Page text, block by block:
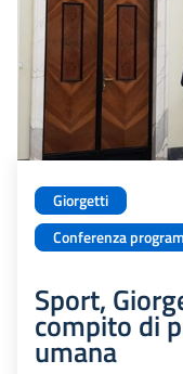
Giorgetti
Conferenza
Sport,
compito di
umana